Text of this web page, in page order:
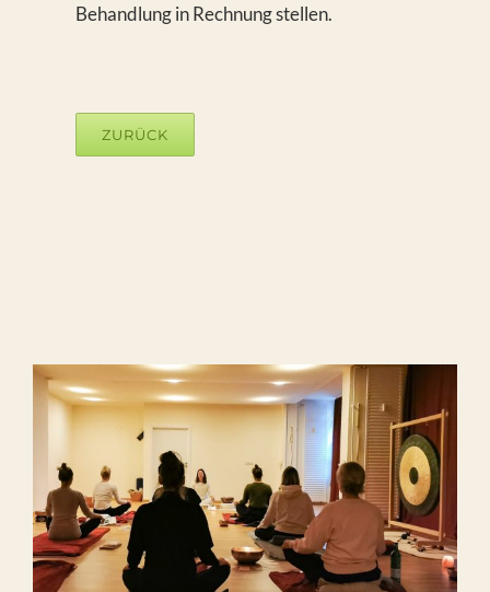
Behandlung in Rechnung stellen.
ZURÜCK